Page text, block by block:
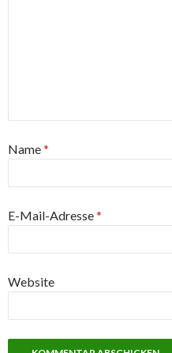
Name*
E-Mail-Adresse*
Website